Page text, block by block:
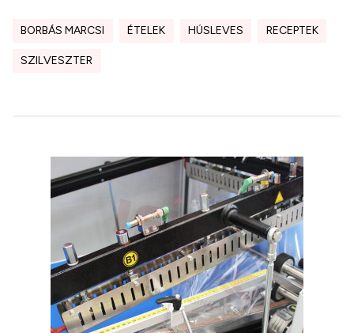
BORBÁS MARCSI ÉTELEK HÚSLEVES RECEPTEK
SZILVESZTER